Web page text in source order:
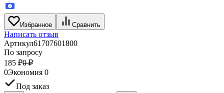
Избранное Сравнить
Написать отзыв
Артикул61707601800
По запросу
185 ₽0 ₽
0Экономия 0
Под заказ